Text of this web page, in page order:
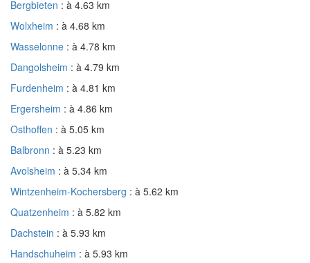
Bergbieten : à 4.63 km
Wolxheim : à 4.68 km
Wasselonne : à 4.78 km
Dangolsheim : à 4.79 km
Furdenheim : à 4.81 km
Ergersheim : à 4.86 km
Osthoffen : à 5.05 km
Balbronn : à 5.23 km
Avolsheim : à 5.34 km
Wintzenheim-Kochersberg : à 5.62 km
Quatzenheim : à 5.82 km
Dachstein : à 5.93 km
Handschuheim : à 5.93 km